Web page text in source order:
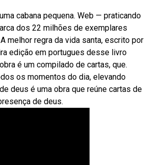
cabana pequena. Web — praticando
dos 22 milhões de exemplares
melhor regra da vida santa, escrito por
edição em portugues desse livro
é um compilado de cartas, que.
os momentos do dia, elevando
deus é uma obra que reúne cartas de
de deus.